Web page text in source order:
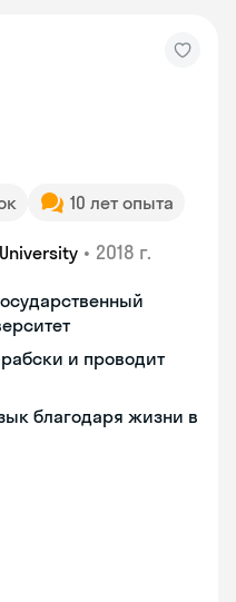
10 лет опыта
• 2018 г.
и проводит
благодаря жизни в